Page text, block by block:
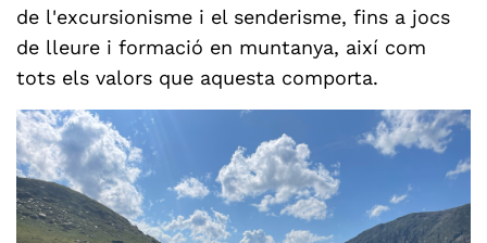
de l'excursionisme i el senderisme, fins a jocs
de lleure i formació en muntanya, així com
tots els valors que aquesta comporta.